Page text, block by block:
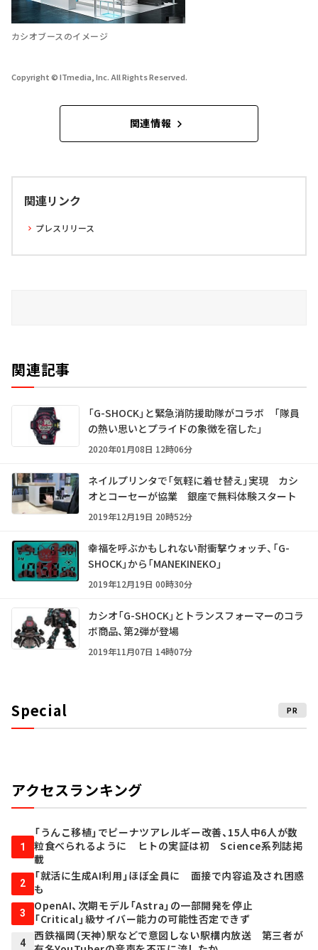
カシオブースのイメージ
Copyright © ITmedia, Inc. All Rights Reserved.
関連情報
関連リンク
プレスリリース
関連記事
「G-SHOCK」と緊急消防援助隊がコラボ 「隊員
の熱い思いとプライドの象徴を宿した」
2020年01月08日 12時06分
ネイルプリンタで「気軽に着せ替え」実現 カシ
オとコーセーが協業 銀座で無料体験スタート
2019年12月19日 20時52分
幸福を呼ぶかもしれない耐衝撃ウォッチ、「G-
SHOCK」から「MANEKINEKO」
2019年12月19日 00時30分
カシオ「G-SHOCK」とトランスフォーマーのコラ
ボ商品、第2弾が登場
2019年11月07日 14時07分
Special PR
アクセスランキング
1
「うんこ移植」でピーナツアレルギー改善、15人中6人が数
粒食べられるように ヒトの実証は初 Science系列誌掲
載
2
「就活に生成AI利用」ほぼ全員に 面接で内容追及され困惑
も
3
OpenAI、次期モデル「Astra」の一部開発を停止
「Critical」級サイバー能力の可能性否定できず
4
西鉄福岡（天神）駅などで意図しない駅構内放送 第三者が